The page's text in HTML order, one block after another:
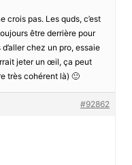
crois pas. Les quds, c’est
être derrière pour
d’aller chez un pro, essaie
jeter un œil, ça peut
très cohérent là) 🙂
#92862